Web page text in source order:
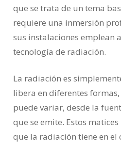
que se trata de un tema
requiere una inmersión
sus instalaciones emplean
tecnología de radiación.
La radiación es
libera en diferentes
puede variar, desde la
que se emite. Estos
que la radiación tiene en el